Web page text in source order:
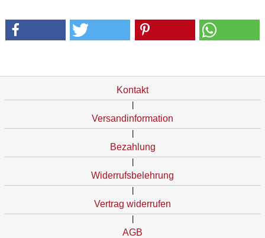
Kontakt
Versandinformation
Bezahlung
Widerrufsbelehrung
Vertrag widerrufen
AGB